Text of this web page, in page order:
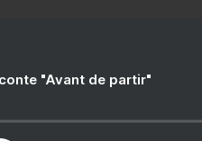
"Avant de partir"